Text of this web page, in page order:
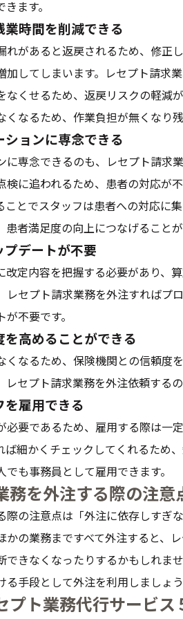
ます。
時間を削減できる
れがあると返戻されるため、修正
加してしまいます。レセプト請求
なくせるため、返戻リスクの軽減
なるため、作業負担が無くなり
ョンに専念できる
に専念できるのも、レセプト請求
検に追われるため、患者の対応が
ことでスタッフは患者への対応に
者満足度の向上につなげることが
プデートが不要
改定内容を把握する必要があり、
レセプト請求業務を外注すればプ
不要です。
高めることができる
くなるため、保険機関との信頼度
セプト請求業務を外注依頼するの
を雇用できる
必要であるため、雇用する際は一
ば細かくチェックしてくれるため
も事務員として雇用できます。
務を外注する際の注意
際の注意点は「外注に依存しすぎ
かの業務まですべて外注すると、
できなくなったりするかもしれま
手段として外注を利用しましょう
プト業務代行サービス